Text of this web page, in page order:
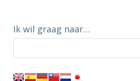
Ik wil graag naar…